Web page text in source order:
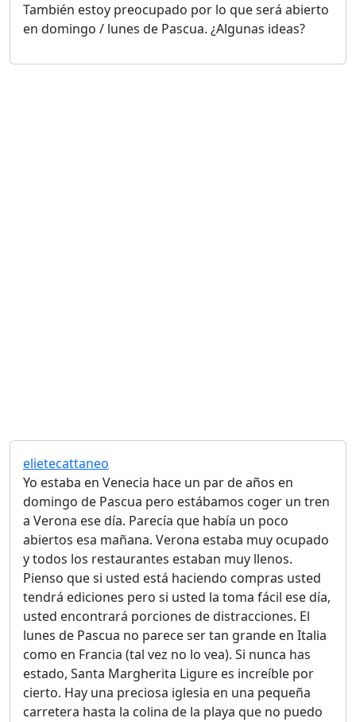
También estoy preocupado por lo que será abierto
en domingo / lunes de Pascua. ¿Algunas ideas?
elietecattaneo
Yo estaba en Venecia hace un par de años en
domingo de Pascua pero estábamos coger un tren
a Verona ese día. Parecía que había un poco
abiertos esa mañana. Verona estaba muy ocupado
y todos los restaurantes estaban muy llenos.
Pienso que si usted está haciendo compras usted
tendrá ediciones pero si usted la toma fácil ese día,
usted encontrará porciones de distracciones. El
lunes de Pascua no parece ser tan grande en Italia
como en Francia (tal vez no lo vea). Si nunca has
estado, Santa Margherita Ligure es increíble por
cierto. Hay una preciosa iglesia en una pequeña
carretera hasta la colina de la playa que no puedo